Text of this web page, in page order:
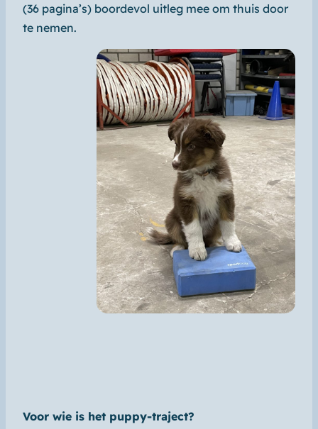
(36 pagina’s) boordevol uitleg mee om thuis door
te nemen.
Voor wie is het puppy-traject?